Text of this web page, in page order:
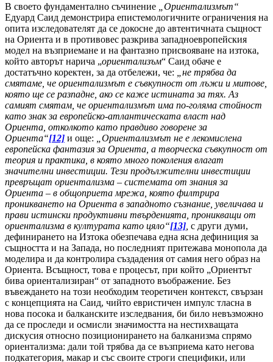
В своето фундаментално съчинение
„Ориентализмът“
Едуард Саид демонстрира епистемологичните ограничения на
опита изследователят да се докосне до автентичната същност
на Ориента и в противовес разкрива западноевропейския
модел на възприемане и на фантазно присвояване на изтока,
който авторът нарича „ориентализъм“ Саид обаче е
достатъчно коректен, за да отбележи, че:
„не трябва да
смятаме, че ориентализмът е съвкупност от лъжи и митове,
която ще се разпадне, ако се каже истината за тях. Аз
самият смятам, че ориентализмът има по-голяма стойност
като знак за европейско-атлантическата власт над
Ориента, отколкото като правдиво говорене за
Ориента“[12] и още:
„Ориентализмът не е лекомислена
европейска фантазия за Ориента, а творческа съвкупност от
теория и практика, в която много поколения влагат
значителни инвестиции. Тези продължителни инвестиции
превръщат ориентализма – системата от знания за
Ориента – в общоприета мрежа, която филтрира
проникването на Ориента в западното съзнание, увеличава и
прави истински продуктивни твърденията, проникващи от
ориентализма в културата като цяло“[13] с други думи,
дефинирането на Изтока обезпечава една ясна дефиниция за
същността и на Запада, но последният притежава монопола да
моделира и да контролира създадения от самия него образ на
Ориента. Всъщност, това е процесът, при който „Ориентът
бива ориентализиран“ от западното въображение. Без
въвеждането на този необходим теоретичен контекст, свързан
с концепцията на Саид, чийто евристичен импулс тласна в
нова посока и балканските изследвания, би било невъзможно
да се проследи и осмисли значимостта на нестихващата
дискусия относно позиционирането на балканизма спрямо
ориентализма: дали той трябва да се възприема като негова
подкатегория, макар и със своите строги специфики, или